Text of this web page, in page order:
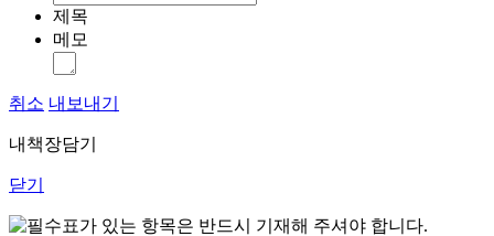
제목
메모
취소 내보내기
내책장담기
닫기
표가 있는 항목은 반드시 기재해 주셔야 합니다.